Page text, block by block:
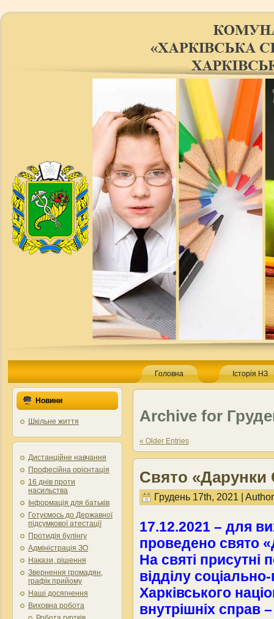
Головна Історія НЗ
Новини
Шкільне життя
Дистанційне навчання
Професійна орієнтація
16 днів проти
насильства
Інформація для батьків
Готуємось до Державної
підсумкової атестації
Протидія булінгу
Адміністрація ЗО
Накази, рішення
Звернення громадян,
графік прийому
Наші досягнення
Виховна робота
Archive for
« Older Entries
Свято «Дарунки
Грудень 17th, 2021 |
17.12.2021 – для
проведено свято
На святі присутні
відділу
Харківського
внутрішніх справ